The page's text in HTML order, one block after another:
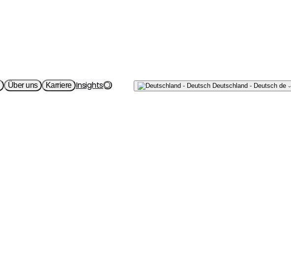
Über uns Karriere Insights
Schreiben
Sie uns
Deutschland - Deutsch de